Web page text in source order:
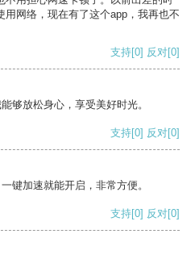
网络，现在有了这个app，我再也不
支持[0] 反对[0]
够放松身心，享受美好时光。
支持[0] 反对[0]
键加速就能开启，非常方便。
支持[0] 反对[0]